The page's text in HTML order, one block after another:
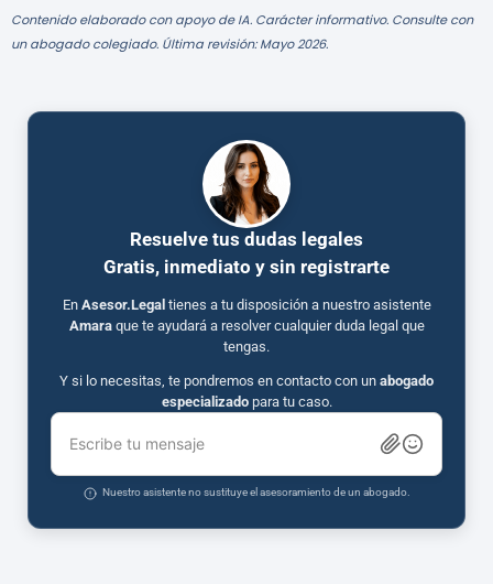
Contenido elaborado con apoyo de IA. Carácter informativo. Consulte con
un abogado colegiado. Última revisión: Mayo 2026.
Resuelve tus dudas legales
Gratis, inmediato y sin registrarte
En Asesor.Legal tienes a tu disposición a nuestro asistente
Amaraque te ayudará a resolver cualquier duda legal que
tengas.
Y si lo necesitas, te pondremos en contacto con un abogado
especializadopara tu caso.
Escribe tu mensaje
Nuestro asistente no sustituye el asesoramiento de un abogado.